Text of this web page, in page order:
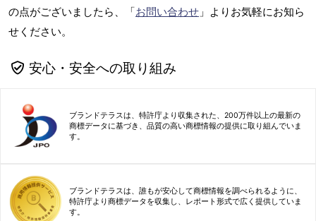
の点がございましたら、「お問い合わせ 」よりお気軽にお知ら
せください。
安心・安全への取り組み
ブランドテラスは、特許庁より収集された、200万件以上の最新の
商標データに基づき、品質の高い商標情報の提供に取り組んでいま
す。
ブランドテラスは、誰もが安心して商標情報を調べられるように、
特許庁より商標データを収集し、レポート形式で広く提供していま
す。